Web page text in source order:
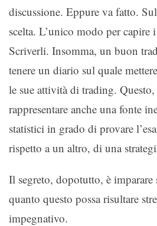
discussione. Eppure va fatto.
scelta. L’unico modo per
Scriverli. Insomma, un buon
tenere un diario sul quale
le sue attività di trading.
rappresentare anche una fonte
statistici in grado di provare
rispetto a un altro, di una
Il segreto, dopotutto, è imparare
quanto questo possa risultare
impegnativo.